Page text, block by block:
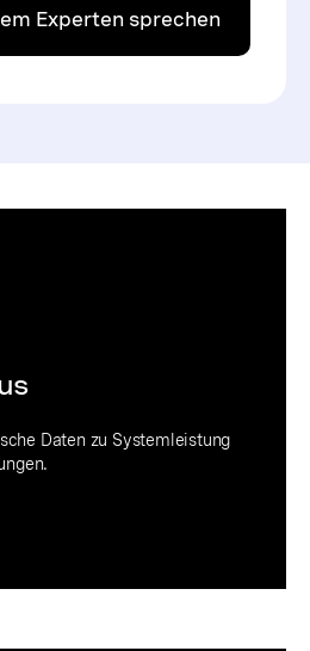
Experten sprechen
Daten zu Systemleistung